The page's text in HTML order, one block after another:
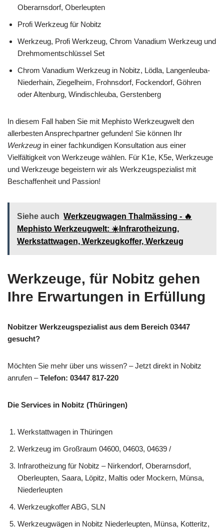
Oberarnsdorf, Oberleupten
Profi Werkzeug für Nobitz
Werkzeug, Profi Werkzeug, Chrom Vanadium Werkzeug und
Drehmomentschlüssel Set
Chrom Vanadium Werkzeug in Nobitz, Lödla, Langenleuba-
Niederhain, Ziegelheim, Frohnsdorf, Fockendorf, Göhren
oder Altenburg, Windischleuba, Gerstenberg
In diesem Fall haben Sie mit Mephisto Werkzeugwelt den
allerbesten Ansprechpartner gefunden! Sie können Ihr
Werkzeug in einer fachkundigen Konsultation aus einer
Vielfältigkeit von Werkzeuge wählen. Für K1e, K5e, Werkzeuge
und Werkzeuge begeistern wir als Werkzeugspezialist mit
Beschaffenheit und Passion!
Siehe auch Werkzeugwagen Thalmässing - 🔥
Mephisto Werkzeugwelt: ☀️Infrarotheizung,
Werkstattwagen, Werkzeugkoffer, Werkzeug
Werkzeuge, für Nobitz gehen
Ihre Erwartungen in Erfüllung
Nobitzer Werkzeugspezialist aus dem Bereich 03447
gesucht?
Möchten Sie mehr über uns wissen? – Jetzt direkt in Nobitz
anrufen –Telefon: 03447 817-220
Die Services in Nobitz (Thüringen)
Werkstattwagen in Thüringen
Werkzeug im Großraum 04600, 04603, 04639 /
Infrarotheizung für Nobitz – Nirkendorf, Oberarnsdorf,
Oberleupten, Saara, Löpitz, Maltis oder Mockern, Münsa,
Niederleupten
Werkzeugkoffer ABG, SLN
Werkzeugwägen in Nobitz Niederleupten, Münsa, Kotteritz,